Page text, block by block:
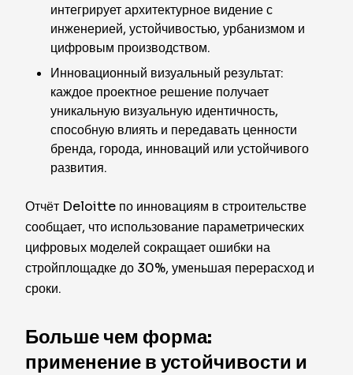
интегрирует архитектурное видение с
инженерией, устойчивостью, урбанизмом и
цифровым производством.
Инновационный визуальный результат:
каждое проектное решение получает
уникальную визуальную идентичность,
способную влиять и передавать ценности
бренда, города, инноваций или устойчивого
развития.
Отчёт Deloitte по инновациям в строительстве
сообщает, что использование параметрических
цифровых моделей сокращает ошибки на
стройплощадке до 30%, уменьшая перерасход и
сроки.
Больше чем форма:
применение в устойчивости и